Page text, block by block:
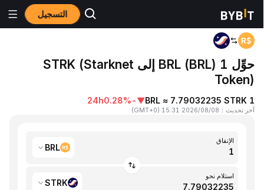
التسجيل المنزٍل BRL to STRK
حوِّل 1 BRL (BRL) إلى STRK (Starknet
Token)
1 BRL ≈ 7.79032235 STRK
▼
-0.28%
24h
آخر تحديث：
2026/08/08 15:31
(
GMT+0
)
الإنفاق
BRL
استلام نحو
STRK